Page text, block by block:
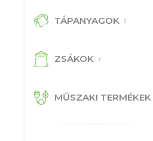
TÁPANYAGOK
ZSÁKOK
MŰSZAKI TERMÉKEK